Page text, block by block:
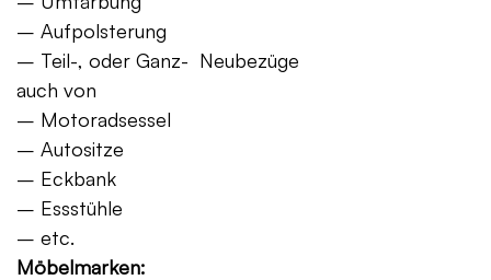
– Aufpolsterung
– Teil-, oder Ganz- Neubezüge
auch von
– Motoradsessel
– Autositze
– Eckbank
– Essstühle
– etc.
Möbelmarken: